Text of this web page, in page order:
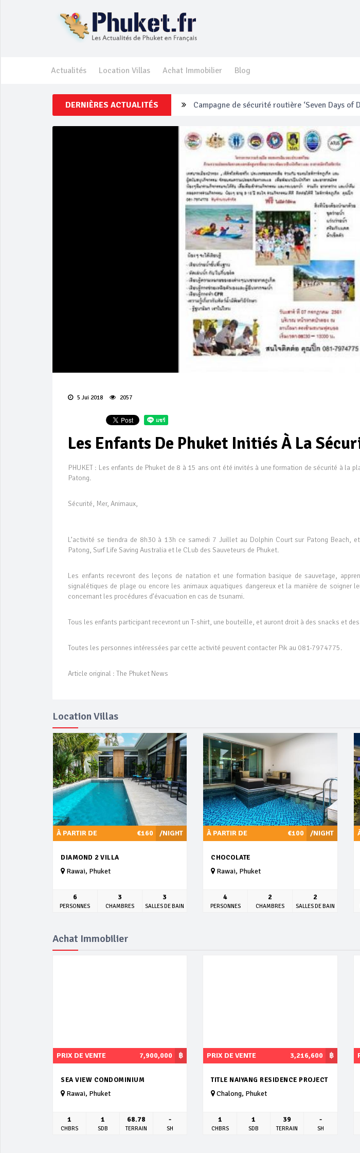
Actualités Location Villas Achat Immobilier Blog
DERNIÈRES ACTUALITÉS Un touriste français blessé en se faisant
Phuket Peranakan Festival
‘Phuket Eye’ assurera la sécurité pendant
Phuket augmente les prix des bateaux vers Koh
5 Jui 2018 2057
Les Enfants De Phuket Initiés À La
PHUKET : Les enfants de Phuket de 8 à 15 ans ont été invités à une formation de sécurité à la
Patong.
Sécurité, Mer, Animaux,
L’activité se tiendra de 8h30 à 13h ce samedi 7 Juillet au Dolphin Court sur Patong Beach,
Patong, Surf Life Saving Australia et le CLub des Sauveteurs de Phuket.
Les enfants recevront des leçons de natation et une formation basique de sauvetage,
signalétiques de plage ou encore les animaux aquatiques dangereux et la manière de soigner
concernant les procédures d’évacuation en cas de tsunami.
Tous les enfants participant recevront un T-shirt, une bouteille, et auront droit à des snacks et
Toutes les personnes intéressées par cette activité peuvent contacter Pik au 081-7974775.
Article original : The Phuket News
Location Villas
/NIGHT
À PARTIR DE €160
DIAMOND 2 VILLA
Rawai, Phuket
6
PERSONNES
3
CHAMBRES
3
SALLES DE BAIN
/NIGHT
À PARTIR DE €100
CHOCOLATE
Rawai, Phuket
4
PERSONNES
2
CHAMBRES
2
SALLES DE BAIN
Achat Immobilier
฿
PRIX DE VENTE 7,900,000
SEA VIEW CONDOMINIUM
Rawai, Phuket
1
CHBRS
1
SDB
68.78
TERRAIN
-
SH
฿
PRIX DE VENTE 3,216,600
TITLE NAIYANG RESIDENCE PROJECT
Chalong, Phuket
1
CHBRS
1
SDB
39
TERRAIN
-
SH